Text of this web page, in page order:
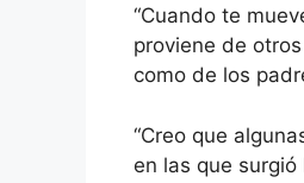
“Cuando te
proviene de
como de los
“Creo que
en las que surgió